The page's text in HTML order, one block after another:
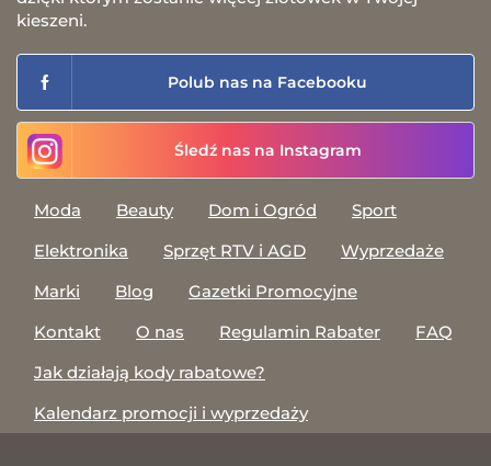
kieszeni.
Polub nas na Facebooku
Śledź nas na Instagram
Moda Beauty Dom i Ogród
Sport
Elektronika
Sprzęt RTV i AGD
Wyprzedaże
Marki
Blog
Gazetki Promocyjne
Kontakt
O nas Regulamin Rabater
FAQ
Jak działają kody rabatowe?
Kalendarz promocji i wyprzedaży